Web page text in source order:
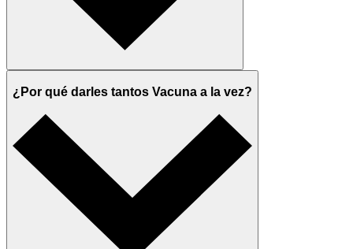
¿Por qué darles tantos Vacuna a la vez?